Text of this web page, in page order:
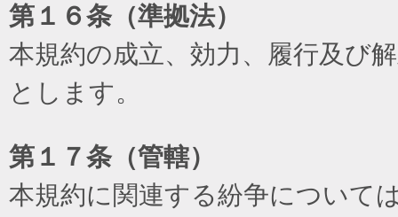
第１６条（準拠法）
本規約の成立、効力、履行及び
とします。
第１７条（管轄）
本規約に関連する紛争について